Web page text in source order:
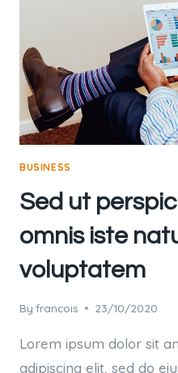
ASPERNATUR
BUSINESS
Sed ut
omnis iste
voluptatem
By francois 23/10/2020
Lorem ipsum dolor sit
adipiscing elit, sed do